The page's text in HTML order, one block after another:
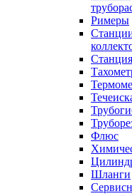
Римеры
Флюс
Шланги